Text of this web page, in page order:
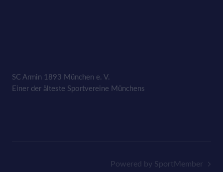
SC Armin 1893 München e. V.
Einer der älteste Sportvereine Münchens
Powered by SportMember